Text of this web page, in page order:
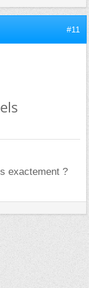
#11
exactement ?